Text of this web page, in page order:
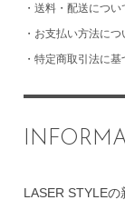
・ 送料・配送につい
・ お支払い方法につ
・ 特定商取引法に基
LASER STYLEの